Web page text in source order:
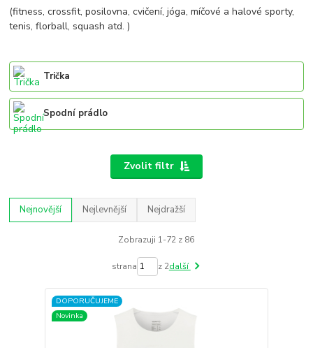
(fitness, crossfit, posilovna, cvičení, jóga, míčové a halové sporty,
tenis, florball, squash atd. )
Trička
Spodní prádlo
Zvolit filtr
Nejnovější Nejlevnější Nejdražší
Zobrazuji 1-72 z 86
strana z 2další
DOPORUČUJEME
Novinka